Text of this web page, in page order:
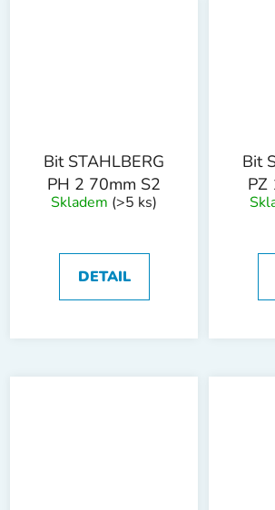
Bit STAHLBERG
PH 2 70mm S2
Skladem (>5 ks)
DETAIL
Bit
PZ